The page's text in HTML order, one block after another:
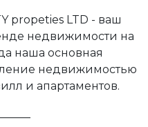
propeties LTD - ваш
недвижимости на
наша основная
недвижимостью
и апартаментов.